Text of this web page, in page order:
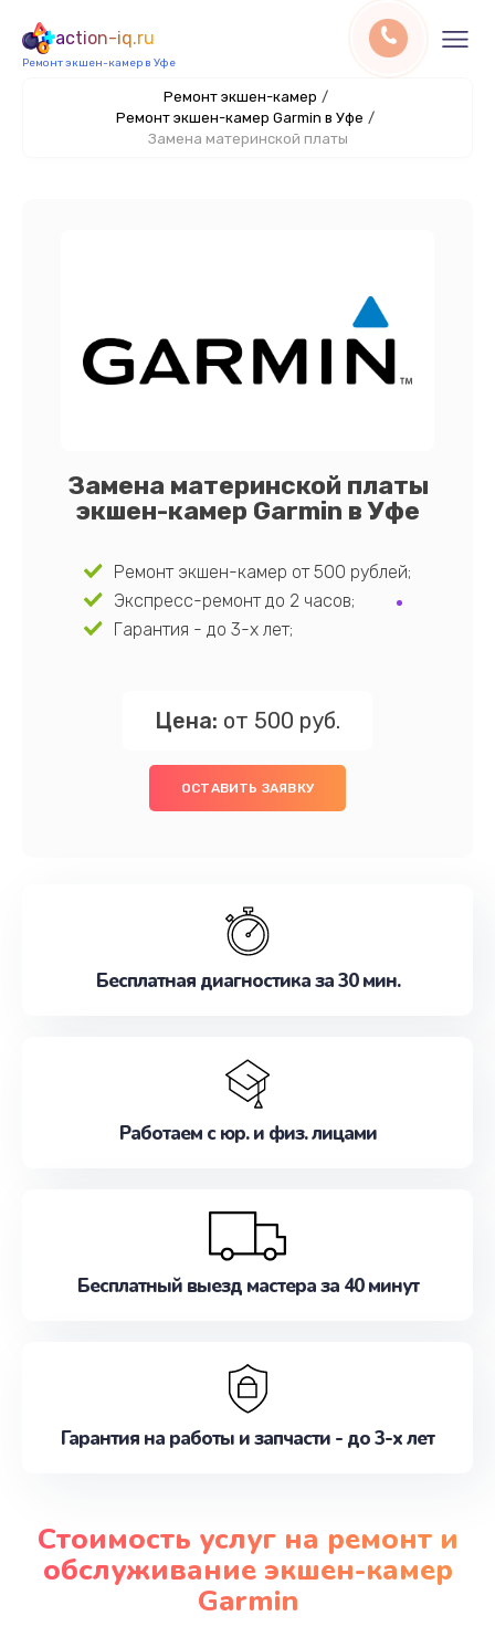
action-iq.ru
Ремонт экшен-камер в Уфе
Ремонт экшен-камер /
Ремонт экшен-камер Garmin в Уфе /
Замена материнской платы
Замена материнской платы
экшен-камер Garmin в Уфе
Ремонт экшен-камер от 500 рублей;
Экспресс-ремонт до 2 часов;
Гарантия - до 3-х лет;
Цена: от 500 руб.
ОСТАВИТЬ ЗАЯВКУ
Бесплатная диагностика за 30 мин.
Работаем с юр. и физ. лицами
Бесплатный выезд мастера за 40 минут
Гарантия на работы и запчасти - до 3-х лет
Стоимость услуг на ремонт и
обслуживание экшен-камер
Garmin